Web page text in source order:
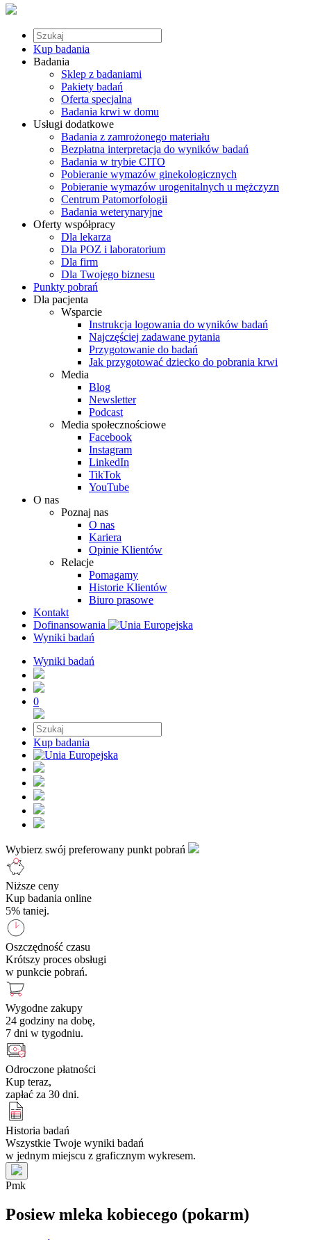
Kup badania
Badania
Sklep z badaniami
Pakiety badań
Oferta specjalna
Badania krwi w domu
Usługi dodatkowe
Badania z zamrożonego materiału
Bezpłatna interpretacja do wyników badań
Badania w trybie CITO
Pobieranie wymazów ginekologicznych
Pobieranie wymazów urogenitalnych u mężczyzn
Centrum Patomorfologii
Badania weterynaryjne
Oferty współpracy
Dla lekarza
Dla POZ i laboratorium
Dla firm
Dla Twojego biznesu
Punkty pobrań
Dla pacjenta
Wsparcie
Instrukcja logowania do wyników badań
Najczęściej zadawane pytania
Przygotowanie do badań
Jak przygotować dziecko do pobrania krwi
Media
Blog
Newsletter
Podcast
Media społecznościowe
Facebook
Instagram
LinkedIn
TikTok
YouTube
O nas
Poznaj nas
O nas
Kariera
Opinie Klientów
Relacje
Pomagamy
Historie Klientów
Biuro prasowe
Kontakt
Dofinansowania
Wyniki badań
Wyniki badań
0
Kup badania
Wybierz swój preferowany punkt pobrań
Niższe ceny
Kup badania online
5% taniej.
Oszczędność czasu
Krótszy proces obsługi
w punkcie pobrań.
Wygodne zakupy
24 godziny na dobę,
7 dni w tygodniu.
Odroczone płatności
Kup teraz,
zapłać za 30 dni.
Historia badań
Wszystkie Twoje wyniki badań
w jednym miejscu z graficznym wykresem.
Pmk
Posiew mleka kobiecego (pokarm)